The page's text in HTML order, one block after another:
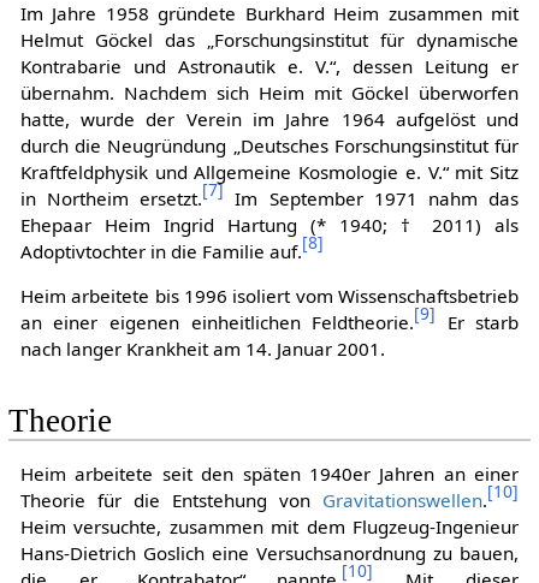
Im Jahre 1958 gründete Burkhard Heim zusammen mit
Helmut Göckel das „Forschungsinstitut für dynamische
Kontrabarie und Astronautik e. V.“, dessen Leitung er
übernahm. Nachdem sich Heim mit Göckel überworfen
hatte, wurde der Verein im Jahre 1964 aufgelöst und
durch die Neugründung „Deutsches Forschungsinstitut für
Kraftfeldphysik und Allgemeine Kosmologie e. V.“ mit Sitz
in Northeim ersetzt.[7] Im September 1971 nahm das
Ehepaar Heim Ingrid Hartung (* 1940; † 2011) als
Adoptivtochter in die Familie auf.[8]
Heim arbeitete bis 1996 isoliert vom Wissenschaftsbetrieb
an einer eigenen einheitlichen Feldtheorie.[9] Er starb
nach langer Krankheit am 14. Januar 2001.
Theorie
Heim arbeitete seit den späten 1940er Jahren an einer
Theorie für die Entstehung von Gravitationswellen.[10]
Heim versuchte, zusammen mit dem Flugzeug-Ingenieur
Hans-Dietrich Goslich eine Versuchsanordnung zu bauen,
[10]